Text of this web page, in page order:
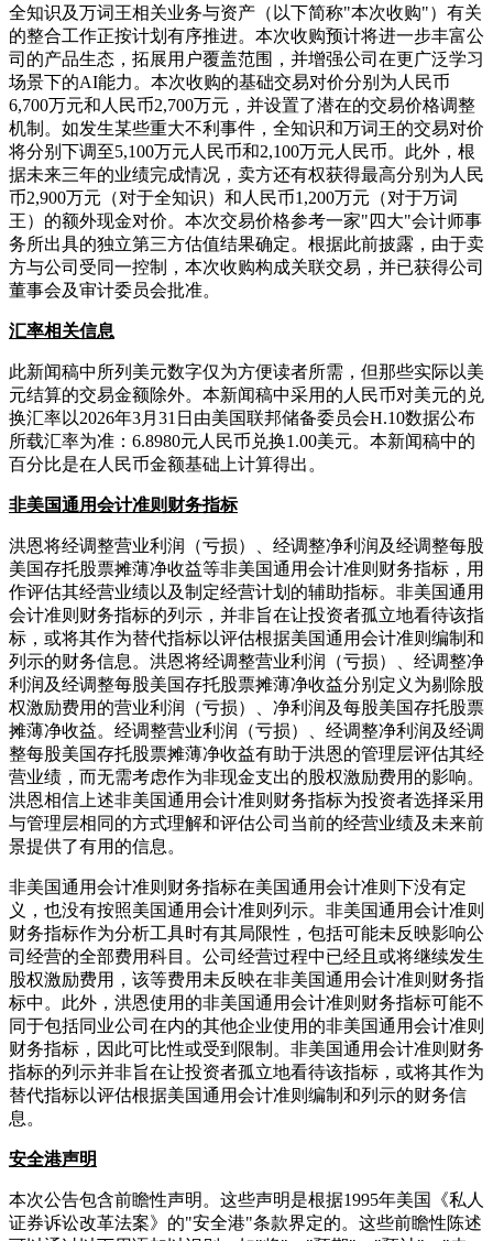
全知识及万词王相关业务与资产（以下简称"本次收购"）有关
的整合工作正按计划有序推进。本次收购预计将进一步丰富公
司的产品生态，拓展用户覆盖范围，并增强公司在更广泛学习
场景下的AI能力。本次收购的基础交易对价分别为人民币
6,700万元和人民币2,700万元，并设置了潜在的交易价格调整
机制。如发生某些重大不利事件，全知识和万词王的交易对价
将分别下调至5,100万元人民币和2,100万元人民币。此外，根
据未来三年的业绩完成情况，卖方还有权获得最高分别为人民
币2,900万元（对于全知识）和人民币1,200万元（对于万词
王）的额外现金对价。本次交易价格参考一家"四大"会计师事
务所出具的独立第三方估值结果确定。根据此前披露，由于卖
方与公司受同一控制，本次收购构成关联交易，并已获得公司
董事会及审计委员会批准。
汇率相关信息
此新闻稿中所列美元数字仅为方便读者所需，但那些实际以美
元结算的交易金额除外。本新闻稿中采用的人民币对美元的兑
换汇率以2026年3月31日由美国联邦储备委员会H.10数据公布
所载汇率为准：6.8980元人民币兑换1.00美元。本新闻稿中的
百分比是在人民币金额基础上计算得出。
非美国通用会计准则财务指标
洪恩将经调整营业利润（亏损）、经调整净利润及经调整每股
美国存托股票摊薄净收益等非美国通用会计准则财务指标，用
作评估其经营业绩以及制定经营计划的辅助指标。非美国通用
会计准则财务指标的列示，并非旨在让投资者孤立地看待该指
标，或将其作为替代指标以评估根据美国通用会计准则编制和
列示的财务信息。洪恩将经调整营业利润（亏损）、经调整净
利润及经调整每股美国存托股票摊薄净收益分别定义为剔除股
权激励费用的营业利润（亏损）、净利润及每股美国存托股票
摊薄净收益。经调整营业利润（亏损）、经调整净利润及经调
整每股美国存托股票摊薄净收益有助于洪恩的管理层评估其经
营业绩，而无需考虑作为非现金支出的股权激励费用的影响。
洪恩相信上述非美国通用会计准则财务指标为投资者选择采用
与管理层相同的方式理解和评估公司当前的经营业绩及未来前
景提供了有用的信息。
非美国通用会计准则财务指标在美国通用会计准则下没有定
义，也没有按照美国通用会计准则列示。非美国通用会计准则
财务指标作为分析工具时有其局限性，包括可能未反映影响公
司经营的全部费用科目。公司经营过程中已经且或将继续发生
股权激励费用，该等费用未反映在非美国通用会计准则财务指
标中。此外，洪恩使用的非美国通用会计准则财务指标可能不
同于包括同业公司在内的其他企业使用的非美国通用会计准则
财务指标，因此可比性或受到限制。非美国通用会计准则财务
指标的列示并非旨在让投资者孤立地看待该指标，或将其作为
替代指标以评估根据美国通用会计准则编制和列示的财务信
息。
安全港声明
本次公告包含前瞻性声明。这些声明是根据1995年美国《私人
证券诉讼改革法案》的"安全港"条款界定的。这些前瞻性陈述